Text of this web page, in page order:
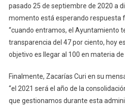
pasado 25 de septiembre de 2020 a
momento está esperando respuesta
“cuando entramos, el Ayuntamiento
transparencia del 47 por ciento, hoy
objetivo es llegar al 100 en materia de
Finalmente, Zacarías Curi en su
“el 2021 será el año de la
que gestionamos durante esta